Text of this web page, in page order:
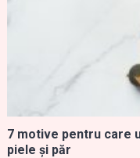
7 motive pentru care
piele și păr